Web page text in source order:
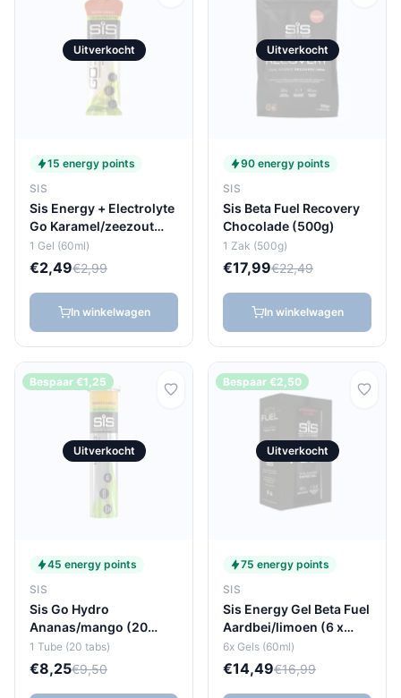
Uitverkocht
15 energy points
SIS
Sis Energy + Electrolyte
Go Karamel/zeezout
(60ml)
1 Gel (60ml)
€2,49€2,99
In winkelwagen
Uitverkocht
90 energy points
SIS
Sis Beta Fuel Recovery
Chocolade (500g)
1 Zak (500g)
€17,99€22,49
In winkelwagen
Bespaar €1,25
Uitverkocht
45 energy points
SIS
Sis Go Hydro
Ananas/mango (20
tabs)
1 Tube (20 tabs)
€8,25€9,50
Bespaar €2,50
Uitverkocht
75 energy points
SIS
Sis Energy Gel Beta Fuel
Aardbei/limoen (6 x
60ml)
6x Gels (60ml)
€14,49€16,99